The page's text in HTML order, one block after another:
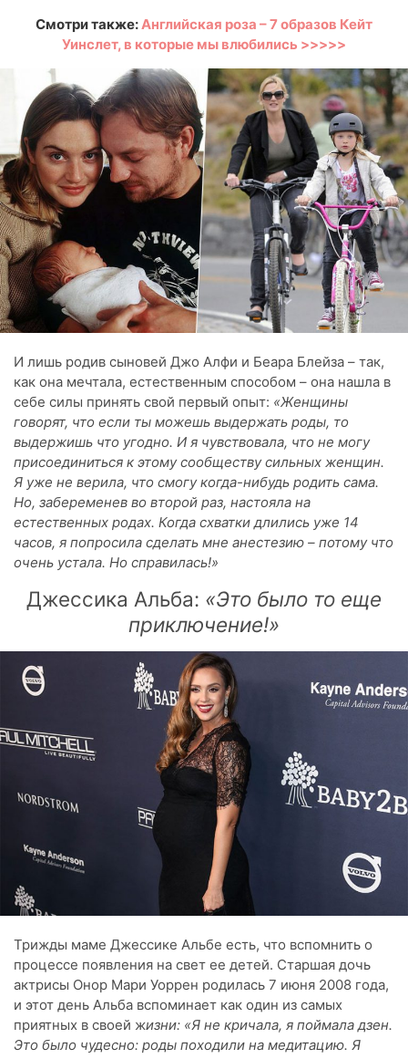
Смотри также: Английская роза – 7 образов Кейт
Уинслет, в которые мы влюбились >>>>>
И лишь родив сыновей Джо Алфи и Беара Блейза – так,
как она мечтала, естественным способом – она нашла в
себе силы принять свой первый опыт: «Женщины
говорят, что если ты можешь выдержать роды, то
выдержишь что угодно. И я чувствовала, что не могу
присоединиться к этому сообществу сильных женщин.
Я уже не верила, что смогу когда-нибудь родить сама.
Но, забеременев во второй раз, настояла на
естественных родах. Когда схватки длились уже 14
часов, я попросила сделать мне анестезию – потому что
очень устала. Но справилась!»
Джессика Альба: «Это было то еще
приключение!»
Трижды маме Джессике Альбе есть, что вспомнить о
процессе появления на свет ее детей. Старшая дочь
актрисы Онор Мари Уоррен родилась 7 июня 2008 года,
и этот день Альба вспоминает как один из самых
приятных в своей жизни: «Я не кричала, я поймала дзен.
Это было чудесно: роды походили на медитацию. Я